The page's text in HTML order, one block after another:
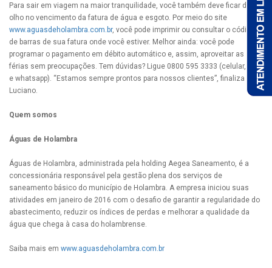
Para sair em viagem na maior tranquilidade, você também deve ficar de
olho no vencimento da fatura de água e esgoto. Por meio do site
www.aguasdeholambra.com.br, você pode imprimir ou consultar o código
de barras de sua fatura onde você estiver. Melhor ainda: você pode
programar o pagamento em débito automático e, assim, aproveitar as
férias sem preocupações. Tem dúvidas? Ligue 0800 595 3333 (celular, fixo
e whatsapp). “Estamos sempre prontos para nossos clientes”, finaliza
Luciano.
Quem somos
Águas de Holambra
Águas de Holambra, administrada pela holding Aegea Saneamento, é a
concessionária responsável pela gestão plena dos serviços de
saneamento básico do município de Holambra. A empresa iniciou suas
atividades em janeiro de 2016 com o desafio de garantir a regularidade do
abastecimento, reduzir os índices de perdas e melhorar a qualidade da
água que chega à casa do holambrense.
Saiba mais em www.aguasdeholambra.com.br